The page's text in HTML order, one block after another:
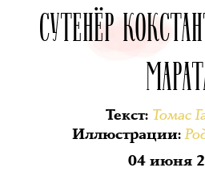
СУТЕНЁР
Текст: Томас
Иллюстрации:
04 июня